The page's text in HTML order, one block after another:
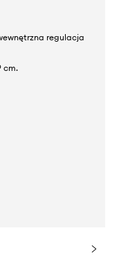
regulacja
cm.